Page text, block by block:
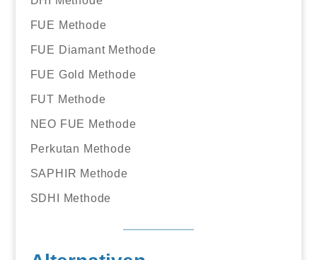
FUE Methode
FUE Diamant Methode
FUE Gold Methode
FUT Methode
NEO FUE Methode
Perkutan Methode
SAPHIR Methode
SDHI Methode